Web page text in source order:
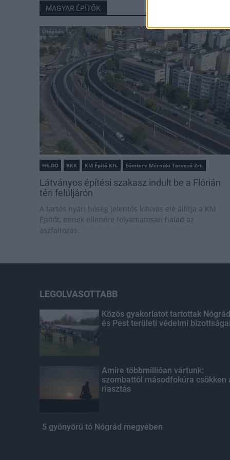
MAGYAR ÉPÍTŐK
Útépítés
HE-DO BKK KM Építő Kft. Főmterv Mérnöki Tervező Zrt.
Látványos építési szakasz indult be a Flórián
téri felüljárón
A tartós nyári hőség jelentős kihívás elé állítja a KM
Építőt, ennek ellenére folyamatosan halad az
aszfaltozás.
LEGOLVASOTTABB
Közös gyakorlatot tartottak Nógrád
és Pest területi védelmi bizottságai
Amire többmillióan vártunk:
szombattól másodfokúra csökken
riasztás
5 gyönyörű tó Nógrád megyében